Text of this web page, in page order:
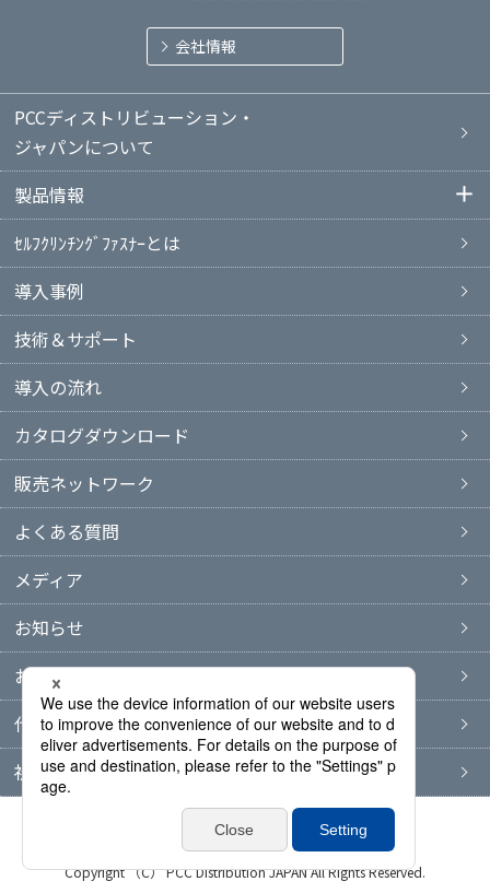
会社情報
PCCディストリビューション・
ジャパンについて
製品情報
ｾﾙﾌｸﾘﾝﾁﾝｸﾞﾌｧｽﾅｰとは
導入事例
技術＆サポート
導入の流れ
カタログダウンロード
販売ネットワーク
よくある質問
メディア
お知らせ
お問い合わせ
代表者ブログ
社長コラム
プライバシーポリシー サイトマップ
Copyright （C） PCC Distribution JAPAN All Rights Reserved.